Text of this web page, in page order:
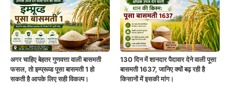
अगर चाहिए बेहतर गुणवत्ता वाली बासमती
फसल, तो इम्प्रूव्ड पूसा बासमती 1 हो
सकती है आपके लिए सही विकल्प।
130 दिन में शानदार पैदावार देने वाली पूसा
बासमती 1637, जानिए क्यों बढ़ रही है
किसानों में इसकी मांग।